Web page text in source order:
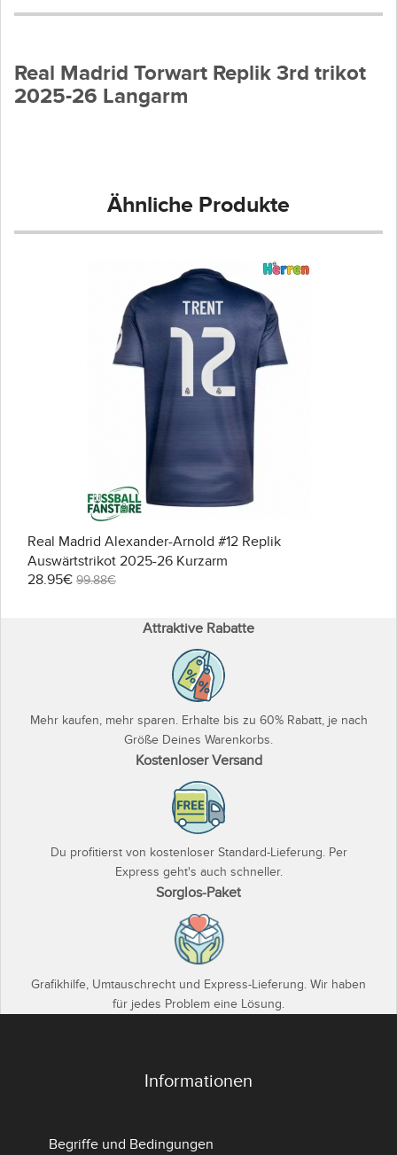
Real Madrid Torwart Replik 3rd trikot
2025-26 Langarm
Ähnliche Produkte
Real Madrid Alexander-Arnold #12 Replik
Auswärtstrikot 2025-26 Kurzarm
28.95€ 99.88€
Attraktive Rabatte
Mehr kaufen, mehr sparen. Erhalte bis zu 60% Rabatt, je nach
Größe Deines Warenkorbs.
Kostenloser Versand
Du profitierst von kostenloser Standard-Lieferung. Per
Express geht's auch schneller.
Sorglos-Paket
Grafikhilfe, Umtauschrecht und Express-Lieferung. Wir haben
für jedes Problem eine Lösung.
Informationen
Begriffe und Bedingungen